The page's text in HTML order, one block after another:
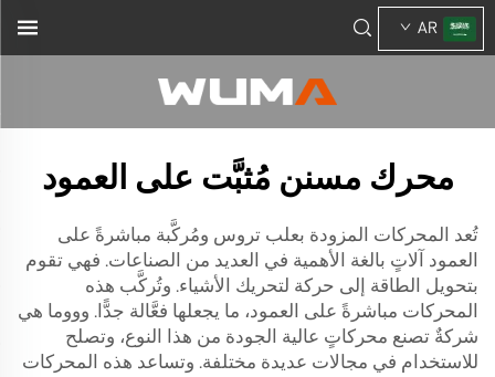
AR
محرك مسنن مُثبَّت على العمود
تُعد المحركات المزودة بعلب تروس ومُركَّبة مباشرةً على
العمود آلاتٍ بالغة الأهمية في العديد من الصناعات. فهي تقوم
بتحويل الطاقة إلى حركة لتحريك الأشياء. وتُركَّب هذه
المحركات مباشرةً على العمود، ما يجعلها فعَّالة جدًّا. وووما هي
شركةٌ تصنع محركاتٍ عالية الجودة من هذا النوع، وتصلح
للاستخدام في مجالات عديدة مختلفة. وتساعد هذه المحركات